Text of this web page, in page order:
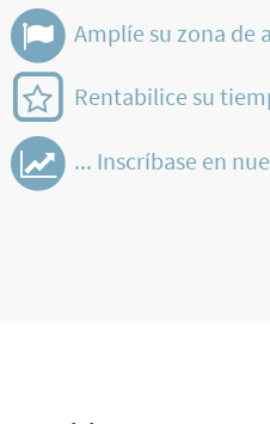
Amplíe su zona de
Rentabilice su
... Inscríbase en